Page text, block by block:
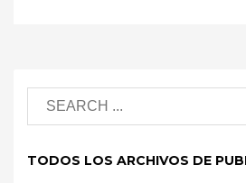
TODOS LOS ARCHIVOS DE